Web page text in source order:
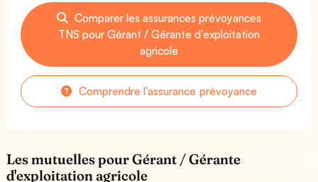
Comparer les assurances prévoyances
TNS pour Gérant / Gérante d'exploitation
agricole
Comprendre l'assurance prévoyance
Les mutuelles pour Gérant / Gérante
d'exploitation agricole